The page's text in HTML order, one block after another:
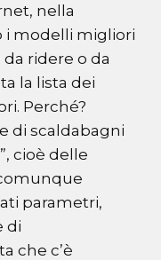
nella
i modelli migliori
da ridere o da
la lista dei
Perché?
di scaldabagni
cioè delle
parametri,
di
che c’è